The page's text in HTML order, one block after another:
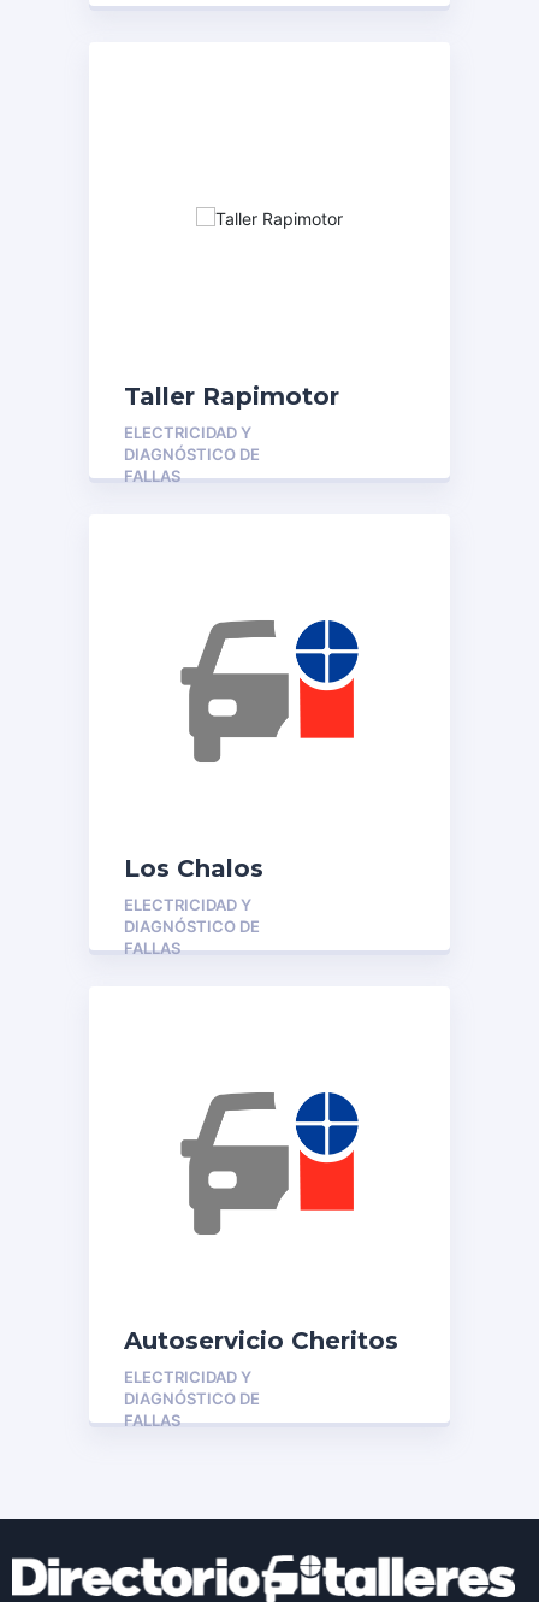
Taller Rapimotor
ELECTRICIDAD Y
DIAGNÓSTICO DE
FALLAS
Los Chalos
ELECTRICIDAD Y
DIAGNÓSTICO DE
FALLAS
Autoservicio Cheritos
ELECTRICIDAD Y
DIAGNÓSTICO DE
FALLAS